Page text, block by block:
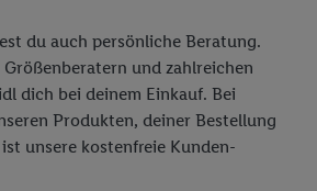
du auch persönliche Beratung.
Größenberatern und zahlreichen
dich bei deinem Einkauf. Bei
Produkten, deiner Bestellung
unsere kostenfreie Kunden-
Standortdaten. Erstellung von
Werbung. Speichern von oder
auf einem Endgerät.
der Angebote. Analyse
Statistiken oder Kombinationen
Quellen. Verwendung